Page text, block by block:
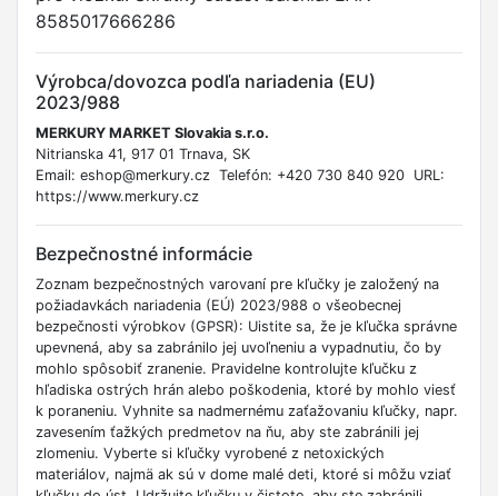
8585017666286
Výrobca/dovozca podľa nariadenia (EU)
2023/988
MERKURY MARKET Slovakia s.r.o.
Nitrianska 41, 917 01 Trnava, SK
Email: eshop@merkury.cz Telefón: +420 730 840 920 URL:
https://www.merkury.cz
Bezpečnostné informácie
Zoznam bezpečnostných varovaní pre kľučky je založený na
požiadavkách nariadenia (EÚ) 2023/988 o všeobecnej
bezpečnosti výrobkov (GPSR): Uistite sa, že je kľučka správne
upevnená, aby sa zabránilo jej uvoľneniu a vypadnutiu, čo by
mohlo spôsobiť zranenie. Pravidelne kontrolujte kľučku z
hľadiska ostrých hrán alebo poškodenia, ktoré by mohlo viesť
k poraneniu. Vyhnite sa nadmernému zaťažovaniu kľučky, napr.
zavesením ťažkých predmetov na ňu, aby ste zabránili jej
zlomeniu. Vyberte si kľučky vyrobené z netoxických
materiálov, najmä ak sú v dome malé deti, ktoré si môžu vziať